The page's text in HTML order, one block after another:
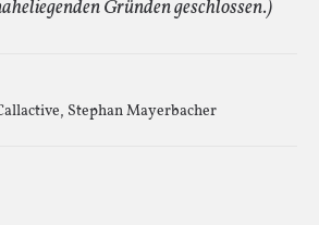
Gründen geschlossen.)
, Stephan Mayerbacher